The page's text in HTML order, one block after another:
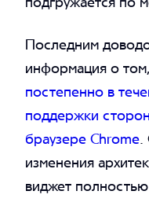
Последним
информация о
постепенно в
поддержки
браузере Chrome
изменения
виджет